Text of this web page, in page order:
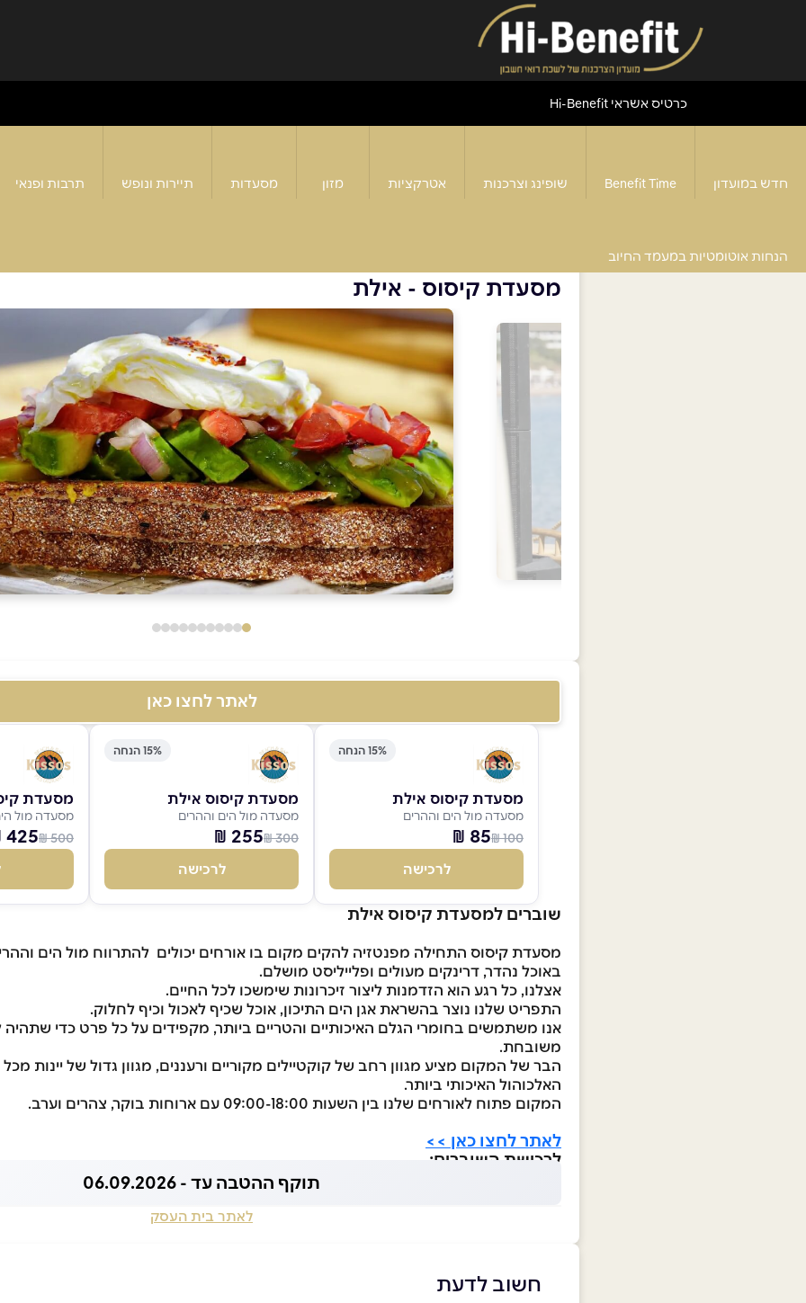
כרטיס אשראי Hi-Benefit
חדש במועדון Benefit Time שופינג וצרכנות אטרקציות מזון מסעדות תיירות ונופש תרבות ופנאי
הנחות אוטומטיות במעמד החיוב
מסעדת קיסוס - אילת
לאתר לחצו כאן
15% הנחה
מסעדת קיסוס אילת
מסעדה מול הים וההרים
100 ₪
85 ₪
לרכישה
15% הנחה
מסעדת קיסוס אילת
מסעדה מול הים וההרים
300 ₪
255 ₪
לרכישה
מסעדת
מסעדה מול
500 ₪
425 ₪
שוברים למסעדת קיסוס אילת
מסעדת קיסוס התחילה מפנטזיה להקים מקום בו אורחים יכולים להתרווח מול הים
באוכל נהדר, דרינקים מעולים ופלייליסט מושלם.
אצלנו, כל רגע הוא הזדמנות ליצור זיכרונות שימשכו לכל החיים.
התפריט שלנו נוצר בהשראת אגן הים התיכון, אוכל שכיף לאכול וכיף לחלוק.
אנו משתמשים בחומרי הגלם האיכותיים והטריים ביותר, מקפידים על כל פרט כדי שתהיה
משובחת.
הבר של המקום מציע מגוון רחב של קוקטיילים מקוריים ורעננים, מגוון גדול של יינות
האלכוהול האיכותי ביותר.
המקום פתוח לאורחים שלנו בין השעות 09:00-18:00 עם ארוחות בוקר, צהרים וערב.
לאתר לחצו כאן >>
לרכישת השוברים:
תוקף ההטבה עד - 06.09.2026
לאתר בית העסק
חשוב לדעת